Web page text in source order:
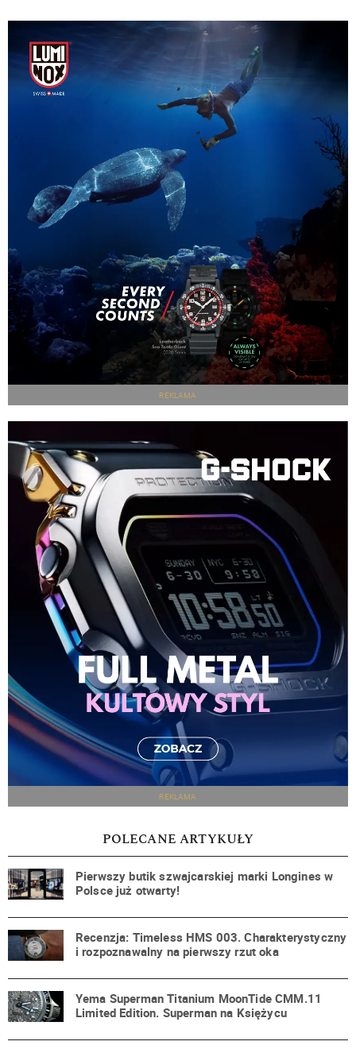
REKLAMA
REKLAMA
POLECANE ARTYKUŁY
Pierwszy butik szwajcarskiej marki Longines w
Polsce już otwarty!
Recenzja: Timeless HMS 003. Charakterystyczny
i rozpoznawalny na pierwszy rzut oka
Yema Superman Titanium MoonTide CMM.11
Limited Edition. Superman na Księżycu